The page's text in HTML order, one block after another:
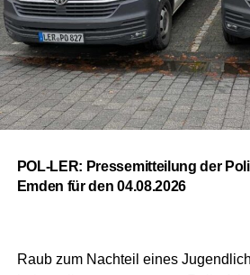
POL-LER: Pres­se­mit­tei­lung der
Emden für den 04.08.2026
Raub zum Nach­teil eines